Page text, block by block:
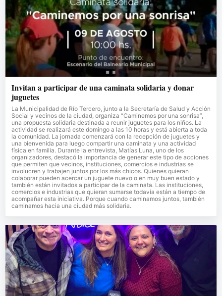
Invitan a participar de una caminata solidaria y donar
juguetes
La Municipalidad de Río Tercero, junto a la Secretaría de Salud y Acción
Social y vecinos de la ciudad, organiza “Caminemos por una sonrisa”,
una propuesta solidaria destinada a reunir juguetes para los niños. La
actividad se realizará este domingo a las 10 horas y está abierta a toda
la comunidad. La jornada comenzará con la recepción de juguetes y
una bienvenida para luego compartir una caminata y una actividad
física en familia. Durante la entrevista, Matías Luna, uno de los
organizadores, destacó la importancia de generar este tipo de acciones
que permiten que vecinos, instituciones, comercios e industrias se
involucren y trabajen juntos por los más chicos. Quienes quieran
colaborar pueden acercar un juguete nuevo o en muy buen estado y
también están invitados a participar de la caminata. Las instituciones,
comercios e industrias que quieran sumarse todavía están a tiempo de
acompañar esta iniciativa. Porque cuando caminamos juntos, también
caminamos hacia una ciudad más solidaria.